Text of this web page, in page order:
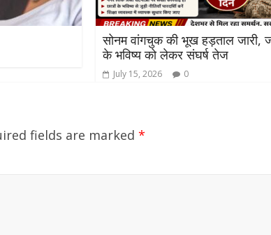
सोनम वांगचुक की भूख हड़ताल जारी, जंतर-मंतर पर छात्रों
के भविष्य को लेकर संघर्ष तेज
0
fields are marked *